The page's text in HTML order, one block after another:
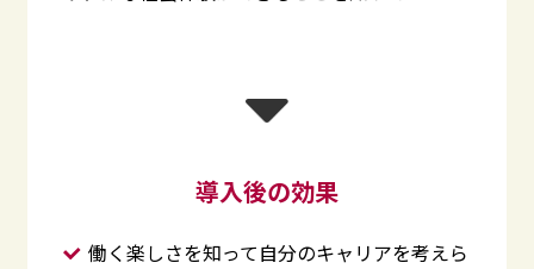
導入後の効果
働く楽しさを知って自分のキャリアを考えら